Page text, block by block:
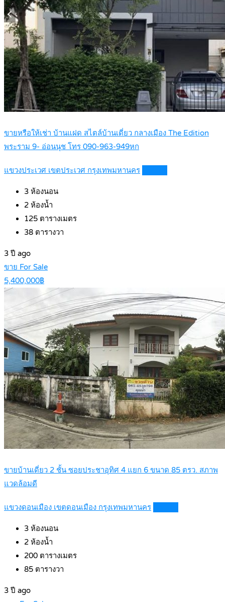
ขายหรือให้เช่า บ้านแฝด สไตล์บ้านเดี่ยว กลางเมือง The Edition
พระราม 9- อ่อนนุช โทร 090-963-949หก
แขวงประเวศ เขตประเวศ กรุงเทพมหานคร
3 ห้องนอน
2 ห้องน้ำ
125 ตารางเมตร
38 ตารางวา
3 ปี ago
ขาย For Sale
5,400,000฿
ขายบ้านเดี่ยว 2 ชั้น ซอยประชาอุทิศ 4 แยก 6 ขนาด 85 ตรว. สภาพ
แวดล้อมดี
แขวงดอนเมือง เขตดอนเมือง กรุงเทพมหานคร
3 ห้องนอน
2 ห้องน้ำ
200 ตารางเมตร
85 ตารางวา
3 ปี ago